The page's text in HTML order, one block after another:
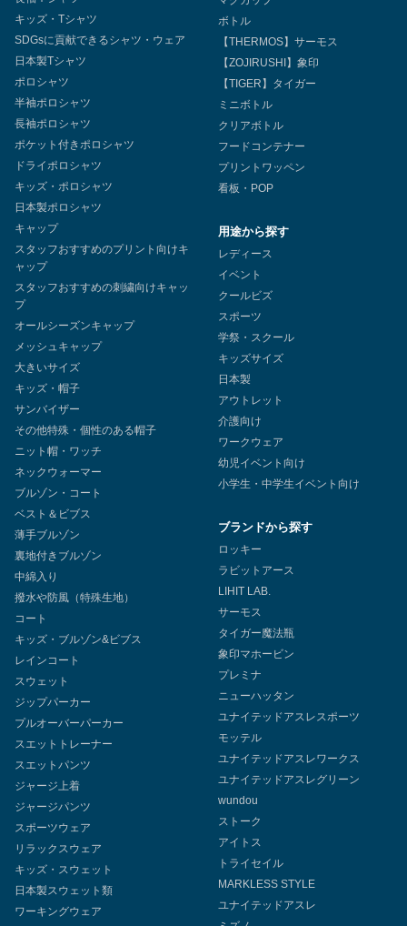
キッズ・Tシャツ
SDGsに貢献できるシャツ・ウェア
日本製Tシャツ
ポロシャツ
半袖ポロシャツ
長袖ポロシャツ
ポケット付きポロシャツ
ドライポロシャツ
キッズ・ポロシャツ
日本製ポロシャツ
キャップ
スタッフおすすめのプリント向けキ
ャップ
スタッフおすすめの刺繍向けキャッ
プ
オールシーズンキャップ
メッシュキャップ
大きいサイズ
キッズ・帽子
サンバイザー
その他特殊・個性のある帽子
ニット帽・ワッチ
ネックウォーマー
ブルゾン・コート
ベスト＆ビブス
薄手ブルゾン
裏地付きブルゾン
中綿入り
撥水や防風（特殊生地）
コート
キッズ・ブルゾン&ビブス
レインコート
スウェット
ジップパーカー
プルオーバーパーカー
スエットトレーナー
スエットパンツ
ジャージ上着
ジャージパンツ
スポーツウェア
リラックスウェア
キッズ・スウェット
日本製スウェット類
ワーキングウェア
ボトル
【THERMOS】サーモス
【ZOJIRUSHI】象印
【TIGER】タイガー
ミニボトル
クリアボトル
フードコンテナー
プリントワッペン
看板・POP
用途から探す
レディース
イベント
クールビズ
スポーツ
学祭・スクール
キッズサイズ
日本製
アウトレット
介護向け
ワークウェア
幼児イベント向け
小学生・中学生イベント向け
ブランドから探す
ロッキー
ラビットアース
LIHIT LAB.
サーモス
タイガー魔法瓶
象印マホービン
プレミナ
ニューハッタン
ユナイテッドアスレスポーツ
モッテル
ユナイテッドアスレワークス
ユナイテッドアスレグリーン
wundou
ストーク
アイトス
トライセイル
MARKLESS STYLE
ユナイテッドアスレ